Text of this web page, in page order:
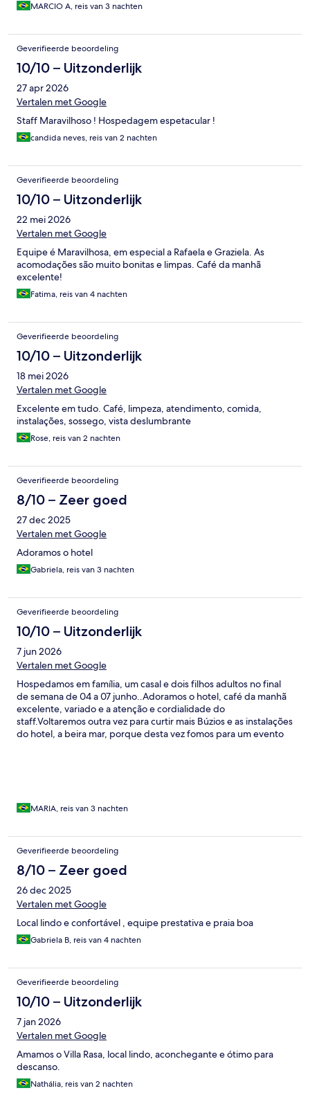
MARCIO A, reis van 3 nachten
Geverifieerde beoordeling
10/10 – Uitzonderlijk
27 apr 2026
Vertalen met Google
Staff Maravilhoso ! Hospedagem espetacular !
candida neves, reis van 2 nachten
Geverifieerde beoordeling
10/10 – Uitzonderlijk
22 mei 2026
Vertalen met Google
Equipe é Maravilhosa, em especial a Rafaela e Graziela. As
acomodações são muito bonitas e limpas. Café da manhã
excelente!
Fatima, reis van 4 nachten
Geverifieerde beoordeling
10/10 – Uitzonderlijk
18 mei 2026
Vertalen met Google
Excelente em tudo. Café, limpeza, atendimento, comida,
instalações, sossego, vista deslumbrante
Rose, reis van 2 nachten
Geverifieerde beoordeling
8/10 – Zeer goed
27 dec 2025
Vertalen met Google
Adoramos o hotel
Gabriela, reis van 3 nachten
Geverifieerde beoordeling
10/10 – Uitzonderlijk
7 jun 2026
Vertalen met Google
Hospedamos em família, um casal e dois filhos adultos no final
de semana de 04 a 07 junho..Adoramos o hotel, café da manhã
excelente, variado e a atenção e cordialidade do
staff.Voltaremos outra vez para curtir mais Búzios e as instalações
do hotel, a beira mar, porque desta vez fomos para um evento
MARIA, reis van 3 nachten
Geverifieerde beoordeling
8/10 – Zeer goed
26 dec 2025
Vertalen met Google
Local lindo e confortável , equipe prestativa e praia boa
Gabriela B, reis van 4 nachten
Geverifieerde beoordeling
10/10 – Uitzonderlijk
7 jan 2026
Vertalen met Google
Amamos o Villa Rasa, local lindo, aconchegante e ótimo para
descanso.
Nathália, reis van 2 nachten